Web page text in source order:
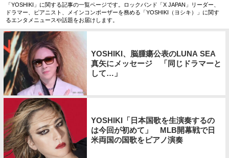
「YOSHIKI」に関する記事の一覧ページです。ロックバンド「X JAPAN」リーダー、
ドラマー、ピアニスト、メインコンポーザーを務める「YOSHIKI（ヨシキ）」に関す
るエンタメニュースや話題をお届けします。
YOSHIKI、脳腫瘍公表のLUNA SEA
真矢にメッセージ 「同じドラマーと
して…」
YOSHIKI「日本国歌を生演奏するの
は今回が初めて」 MLB開幕戦で日
米両国の国歌をピアノ演奏